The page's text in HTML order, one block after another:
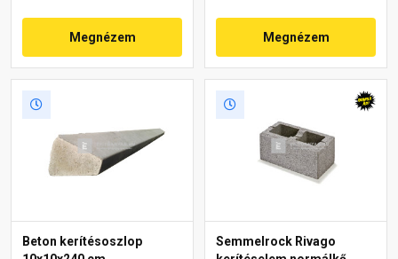
Megnézem Megnézem
Beton kerítésoszlop
Semmelrock Rivago